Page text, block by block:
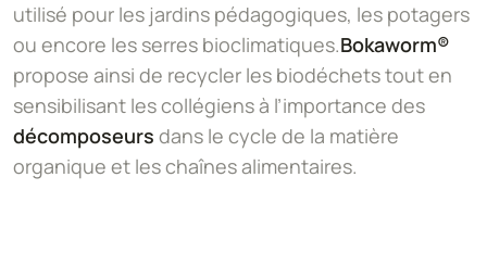
utilisé pour les jardins pédagogiques, les potagers
ou encore les serres bioclimatiques.Bokaworm®
propose ainsi de recycler les biodéchets tout en
sensibilisant les collégiens à l’importance des
décomposeurs dans le cycle de la matière
organique et les chaînes alimentaires.